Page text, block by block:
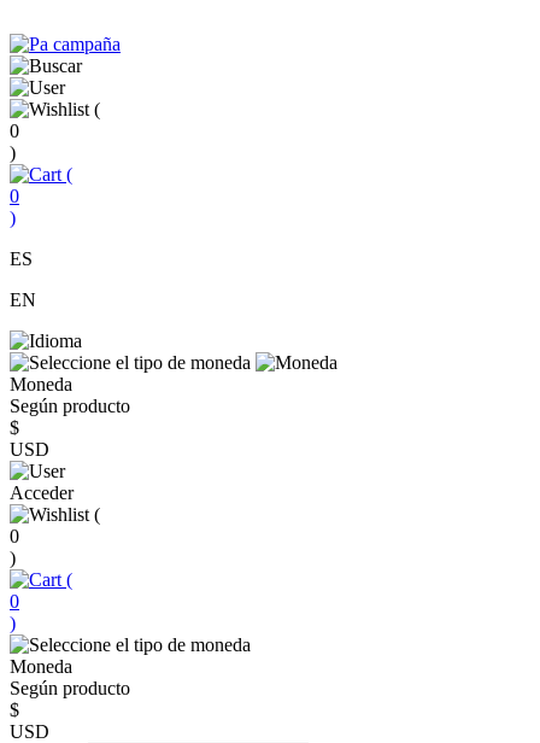
(
0
)
(
0
)
ES
EN
Moneda
Según producto
$
USD
Acceder
(
0
)
(
0
)
Moneda
Según producto
$
USD